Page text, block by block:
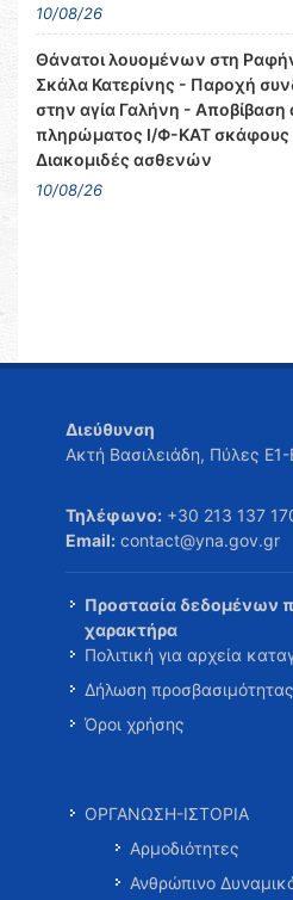
10/08/26
Θάνατοι λουομένων στη
Σκάλα Κατερίνης - Παροχή
στην αγία Γαλήνη -
πληρώματος Ι/Φ-ΚΑΤ σκάφους
Διακομιδές ασθενών
10/08/26
Διεύθυνση
Ακτή Βασιλειάδη, Πύλες
Τηλέφωνο: +30 213 137
Email: contact@yna.gov.gr
Προστασία δεδομένων
χαρακτήρα
Πολιτική για αρχεία
Δήλωση προσβασιμότητας
Όροι χρήσης
ΟΡΓΑΝΩΣΗ-ΙΣΤΟΡΙΑ
Αρμοδιότητες
Ανθρώπινο